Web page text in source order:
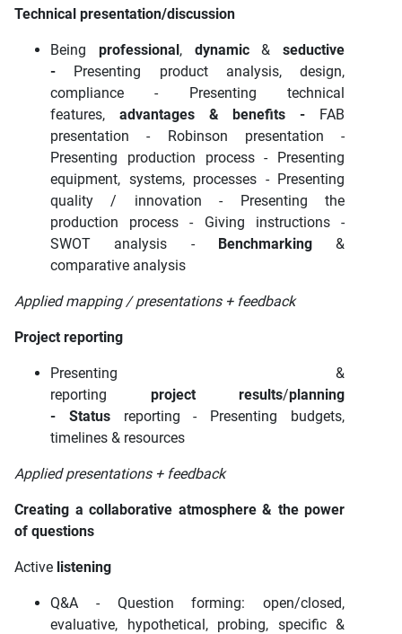
Technical presentation/discussion
Being professional, dynamic& seductive
- Presenting product analysis, design,
compliance - Presenting technical
features, advantages & benefits - FAB
presentation - Robinson presentation -
Presenting production process - Presenting
equipment, systems, processes - Presenting
quality / innovation - Presenting the
production process - Giving instructions -
SWOT analysis - Benchmarking &
comparative analysis
Applied mapping / presentations + feedback
Project reporting
Presenting &
reporting project results/planning
- Statusreporting - Presenting budgets,
timelines & resources
Applied presentations + feedback
Creating a collaborative atmosphere & the power
of questions
Active listening
Q&A - Question forming: open/closed,
evaluative, hypothetical, probing, specific &